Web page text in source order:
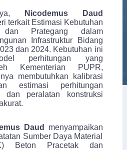
Nicodemus Daud
terkait Estimasi Kebutuhan
Prategang dalam
Infrastruktur Bidang
dan 2024. Kebutuhan ini
perhitungan yang
Kementerian PUPR,
membutuhkan kalibrasi
estimasi perhitungan
dan peralatan konstruksi
Daud
menyampaikan
Sumber Daya Material
Beton Pracetak dan